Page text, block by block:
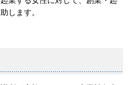
します。